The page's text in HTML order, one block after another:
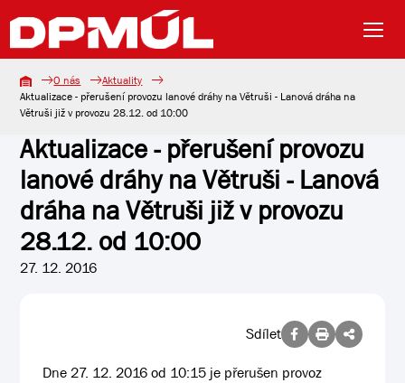
O nás
Aktuality
Aktualizace - přerušení provozu lanové dráhy na Větruši - Lanová dráha na
Větruši již v provozu 28.12. od 10:00
Aktualizace - přerušení provozu
lanové dráhy na Větruši - Lanová
dráha na Větruši již v provozu
28.12. od 10:00
27. 12. 2016
Sdílet
Dne 27. 12. 2016 od 10:15 je přerušen provoz